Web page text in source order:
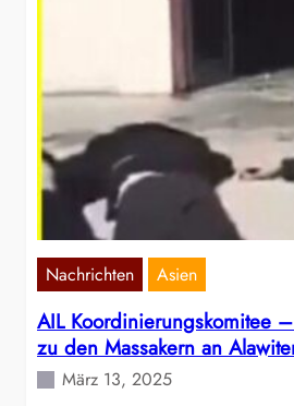
Nachrichten Asien
AIL Koordinierungskomitee
zu den Massakern an
März 13, 2025